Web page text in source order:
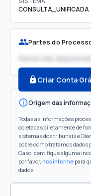
CONSULTA_UNIFICADA
Partes do
Partes não disponíveis
Criar Conta
Origem das
Todas as informações
coletadas diretamente de
sistemas dos tribunais e
sobre como tratamos dados
Caso identifique alguma
por favor, nos informe para
dados.